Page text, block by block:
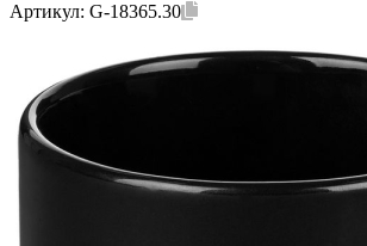
Артикул: G-18365.30